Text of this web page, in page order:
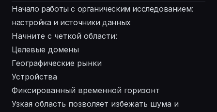
Начало работы с органическим исследованием:
настройка и источники данных
Начните с четкой области:
Целевые домены
Географические рынки
Устройства
Фиксированный временной горизонт
Узкая область позволяет избежать шума и